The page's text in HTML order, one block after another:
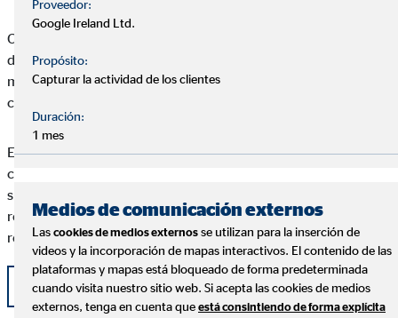
Creo que el mensaje principal se centra en la salud, en cuidar
de los nuestros y de los que nos rodean. Es importante
mantener una actitud positiva para seguir motivados y volver
con más energía que nunca.
El esfuerzo que estamos haciendo todos los españoles es
considerable y tiene que seguir siendo así hasta que la
situación se normalice. Este esfuerzo nos permitirá salir más
reforzados, más seguros y más fuertes para afrontar cualquier
reto que se nos ponga por delante.
Volver
Proveedor:
Google Ireland Ltd.
Propósito:
Capturar la actividad de los clientes
Duración:
1 mes
Medios de comunicación externos
Las cookies de medios externos se utilizan para la inserción de
videos y la incorporación de mapas interactivos. El contenido de las
plataformas y mapas está bloqueado de forma predeterminada
cuando visita nuestro sitio web. Si acepta las cookies de medios
externos, tenga en cuenta que está consintiendo de forma explícita